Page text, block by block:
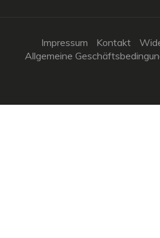
Impressum Kontakt
Allgemeine